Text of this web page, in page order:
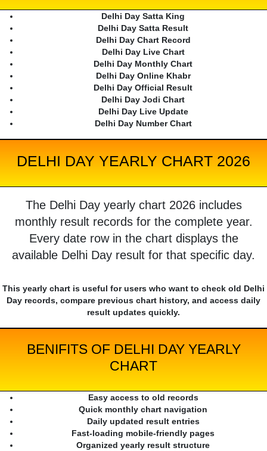
Delhi Day Satta King
Delhi Day Satta Result
Delhi Day Chart Record
Delhi Day Live Chart
Delhi Day Monthly Chart
Delhi Day Online Khabr
Delhi Day Official Result
Delhi Day Jodi Chart
Delhi Day Live Update
Delhi Day Number Chart
DELHI DAY YEARLY CHART 2026
The Delhi Day yearly chart 2026 includes
monthly result records for the complete year.
Every date row in the chart displays the
available Delhi Day result for that specific day.
This yearly chart is useful for users who want to check old Delhi
Day records, compare previous chart history, and access daily
result updates quickly.
BENIFITS OF DELHI DAY YEARLY
CHART
Easy access to old records
Quick monthly chart navigation
Daily updated result entries
Fast-loading mobile-friendly pages
Organized yearly result structure